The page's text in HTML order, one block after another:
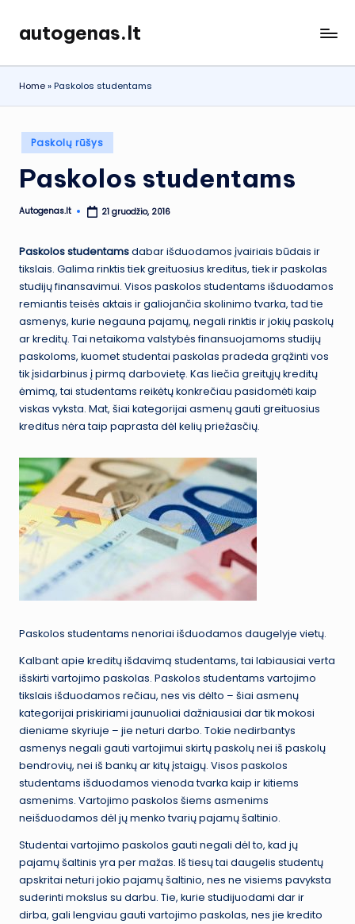
Skip
content
autogenas.lt
Home»Paskolos studentams
Posted
in
Paskolų rūšys
Paskolos studentams
Posted
Autogenas.lt 21 gruodžio, 2016
Paskolos studentamsdabar išduodamos įvairiais būdais ir
tikslais. Galima rinktis tiek greituosius kreditus, tiek ir paskolas
studijų finansavimui. Visos paskolos studentams išduodamos
remiantis teisės aktais ir galiojančia skolinimo tvarka, tad tie
asmenys, kurie negauna pajamų, negali rinktis ir jokių paskolų
ar kreditų. Tai netaikoma valstybės finansuojamoms studijų
paskoloms, kuomet studentai paskolas pradeda grąžinti vos
tik įsidarbinus į pirmą darbovietę. Kas liečia greitųjų kreditų
ėmimą, tai studentams reikėtų konkrečiau pasidomėti kaip
viskas vyksta. Mat, šiai kategorijai asmenų gauti greituosius
kreditus nėra taip paprasta dėl kelių priežasčių.
Paskolos studentams nenoriai išduodamos daugelyje vietų.
Kalbant apie kreditų išdavimą studentams, tai labiausiai verta
išskirti vartojimo paskolas. Paskolos studentams vartojimo
tikslais išduodamos rečiau, nes vis dėlto – šiai asmenų
kategorijai priskiriami jaunuoliai dažniausiai dar tik mokosi
dieniame skyriuje – jie neturi darbo. Tokie nedirbantys
asmenys negali gauti vartojimui skirtų paskolų nei iš paskolų
bendrovių, nei iš bankų ar kitų įstaigų. Visos paskolos
studentams išduodamos vienoda tvarka kaip ir kitiems
asmenims. Vartojimo paskolos šiems asmenims
neišduodamos dėl jų menko tvarių pajamų šaltinio.
Studentai vartojimo paskolos gauti negali dėl to, kad jų
pajamų šaltinis yra per mažas. Iš tiesų tai daugelis studentų
apskritai neturi jokio pajamų šaltinio, nes ne visiems pavyksta
suderinti mokslus su darbu. Tie, kurie studijuodami dar ir
dirba, gali lengviau gauti vartojimo paskolas, nes jie kredito